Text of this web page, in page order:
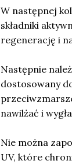
W następnej
składniki
regenerację i
Następnie
dostosowany
nawilżać i
Nie można
UV, które